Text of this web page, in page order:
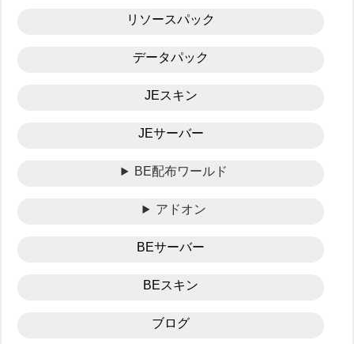
リソースパック
データパック
JEスキン
JEサーバー
BE配布ワールド
アドオン
BEサーバー
BEスキン
ブログ